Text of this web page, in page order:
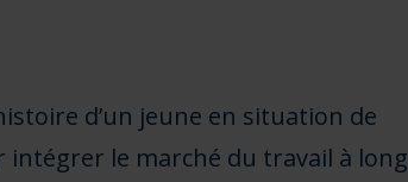
d’un jeune en situation de
le marché du travail à long